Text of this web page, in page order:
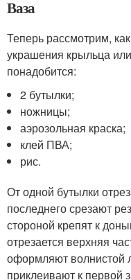
Ваза
Теперь рассмотрим,
украшения крыльца
понадобится:
2 бутылки;
ножницы;
аэрозольная краска;
клей ПВА;
рис.
От одной бутылки
последнего срезают
стороной крепят к
отрезается верхняя
оформляют волнистой
приклеивают к первой